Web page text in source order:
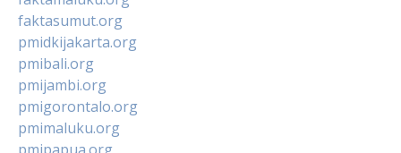
faktasumut.org
pmidkijakarta.org
pmibali.org
pmijambi.org
pmigorontalo.org
pmimaluku.org
pmipapua.org